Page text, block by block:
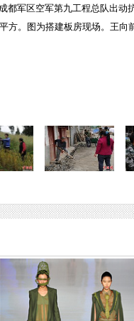
都军区空军第九工程总队出
方。图为搭建板房现场。王向